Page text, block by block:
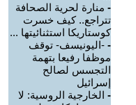
- منارة لحرية الصحافة
تتراجع.. كيف خسرت
كوستاريكا استثنائيتها ...
- -اليونيسف- توقف
موظفا رفيعا بتهمة
التجسس لصالح
إسرائيل
- الخارجية الروسية: لا